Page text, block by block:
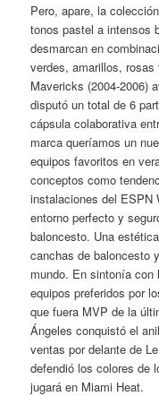
Pero, apare, la
tonos pastel a intensos
desmarcan en
verdes, amarillos,
Mavericks (2004-2006)
disputó un total de 6
cápsula colaborativa
marca queríamos un
equipos favoritos en
conceptos como
instalaciones del ESPN
entorno perfecto y
baloncesto. Una
canchas de baloncesto
mundo. En sintonía
equipos preferidos por
que fuera MVP de la
Ángeles conquistó el
ventas por delante de
defendió los colores de
jugará en Miami Heat.